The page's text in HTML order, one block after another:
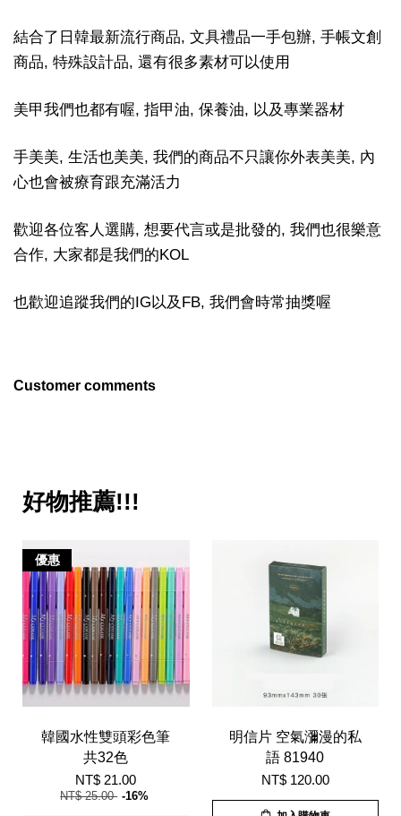
結合了日韓最新流行商品, 文具禮品一手包辦, 手帳文創
商品, 特殊設計品, 還有很多素材可以使用
美甲我們也都有喔, 指甲油, 保養油, 以及專業器材
手美美, 生活也美美, 我們的商品不只讓你外表美美, 內
心也會被療育跟充滿活力
歡迎各位客人選購, 想要代言或是批發的, 我們也很樂意
合作, 大家都是我們的KOL
也歡迎追蹤我們的IG以及FB, 我們會時常抽獎喔
Customer comments
好物推薦!!!
優惠
韓國水性雙頭彩色筆
共32色
NT$ 21.00
NT$ 25.00 -16%
明信片 空氣瀰漫的私
語 81940
NT$ 120.00